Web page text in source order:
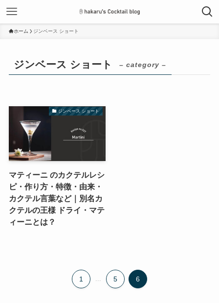
ホーム ジンベース ショート
ジンベース ショート – category –
ジンベース ショート
マティーニ のカクテルレシ
ピ・作り方・特徴・由来・
カクテル言葉など｜別名カ
クテルの王様 ドライ・マテ
ィーニとは？
1 5 6